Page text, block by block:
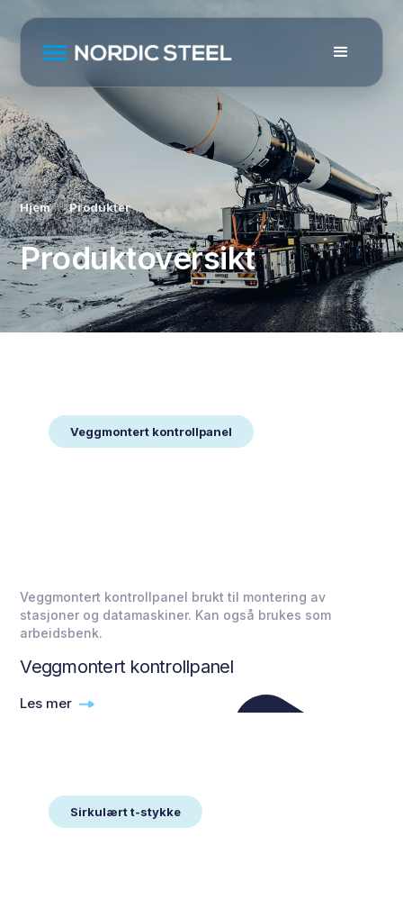
Hjem Produkter
Produktoversikt
Veggmontert kontrollpanel
Veggmontert kontrollpanel brukt til montering av
stasjoner og datamaskiner. Kan også brukes som
arbeidsbenk.
Veggmontert kontrollpanel
Les mer
Sirkulært t-stykke